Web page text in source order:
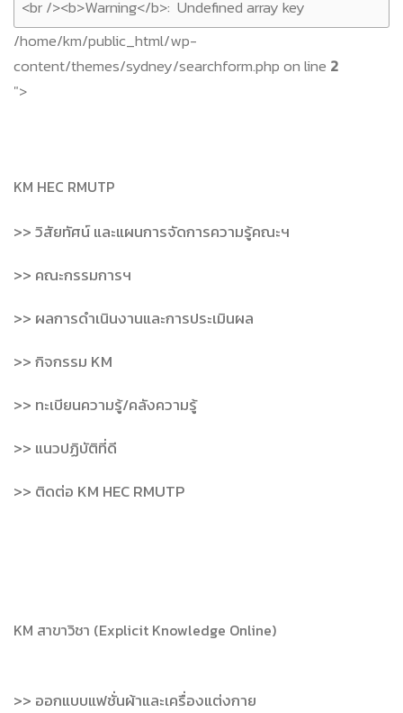
/home/km/public_html/wp-
content/themes/sydney/searchform.php on line 2
">
KM HEC RMUTP
>> วิสัยทัศน์ และแผนการจัดการความรู้คณะฯ
>> คณะกรรมการฯ
>> ผลการดำเนินงานและการประเมินผล
>> กิจกรรม KM
>> ทะเบียนความรู้/คลังความรู้
>> แนวปฏิบัติที่ดี
>> ติดต่อ KM HEC RMUTP
KM สาขาวิชา (Explicit Knowledge Online)
>> ออกแบบแฟชั่นผ้าและเครื่องแต่งกาย